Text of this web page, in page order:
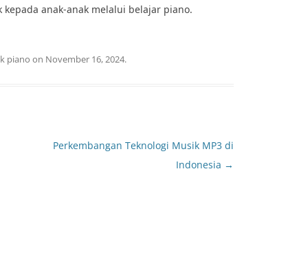
anak-anak melalui belajar piano.
piano on November 16, 2024.
Perkembangan Teknologi Musik MP3 di
Indonesia →